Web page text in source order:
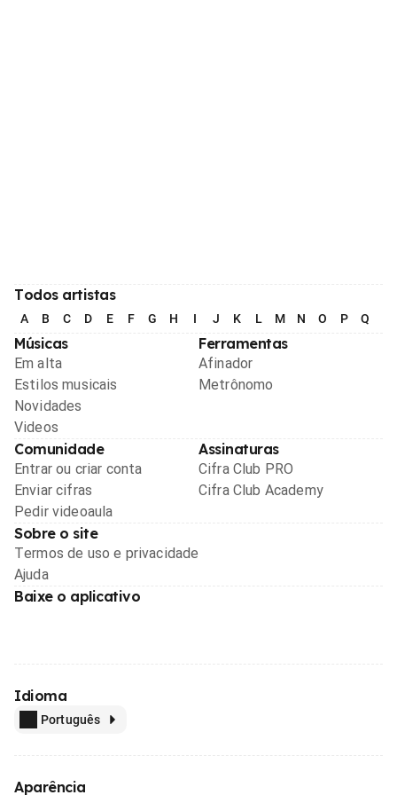
Todos artistas
A B C D E F G H I J K L M N O P Q
Músicas
Em alta
Estilos musicais
Novidades
Videos
Ferramentas
Afinador
Metrônomo
Comunidade
Entrar ou criar conta
Enviar cifras
Pedir videoaula
Assinaturas
Cifra Club PRO
Cifra Club Academy
Sobre o site
Termos de uso e privacidade
Ajuda
Baixe o aplicativo
Idioma
Português
Aparência